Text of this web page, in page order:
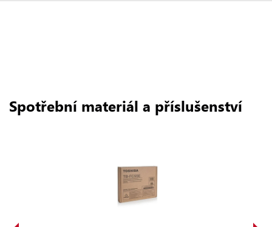
Spotřební materiál a příslušenství